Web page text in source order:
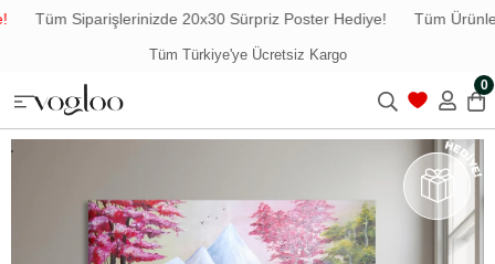
Tüm Siparişlerinizde 20x30 Sürpriz Poster Hediye! Tüm
Tüm Türkiye'ye Ücretsiz Kargo
0